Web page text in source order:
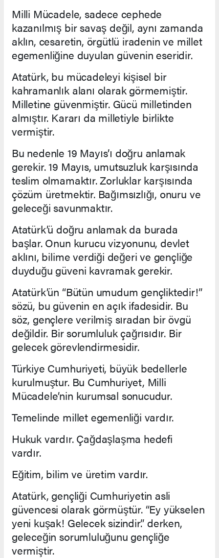
Milli Mücadele, sadece cephede
kazanılmış bir savaş değil, aynı zamanda
aklın, cesaretin, örgütlü iradenin ve millet
egemenliğine duyulan güvenin eseridir.
Atatürk, bu mücadeleyi kişisel bir
kahramanlık alanı olarak görmemiştir.
Milletine güvenmiştir. Gücü milletinden
almıştır. Kararı da milletiyle birlikte
vermiştir.
Bu nedenle 19 Mayıs’ı doğru anlamak
gerekir. 19 Mayıs, umutsuzluk karşısında
teslim olmamaktır. Zorluklar karşısında
çözüm üretmektir. Bağımsızlığı, onuru ve
geleceği savunmaktır.
Atatürk’ü doğru anlamak da burada
başlar. Onun kurucu vizyonunu, devlet
aklını, bilime verdiği değeri ve gençliğe
duyduğu güveni kavramak gerekir.
Atatürk’ün “Bütün umudum gençliktedir!”
sözü, bu güvenin en açık ifadesidir. Bu
söz, gençlere verilmiş sıradan bir övgü
değildir. Bir sorumluluk çağrısıdır. Bir
gelecek görevlendirmesidir.
Türkiye Cumhuriyeti, büyük bedellerle
kurulmuştur. Bu Cumhuriyet, Milli
Mücadele’nin kurumsal sonucudur.
Temelinde millet egemenliği vardır.
Hukuk vardır. Çağdaşlaşma hedefi
vardır.
Eğitim, bilim ve üretim vardır.
Atatürk, gençliği Cumhuriyetin asli
güvencesi olarak görmüştür. “Ey yükselen
yeni kuşak! Gelecek sizindir.” derken,
geleceğin sorumluluğunu gençliğe
vermiştir.